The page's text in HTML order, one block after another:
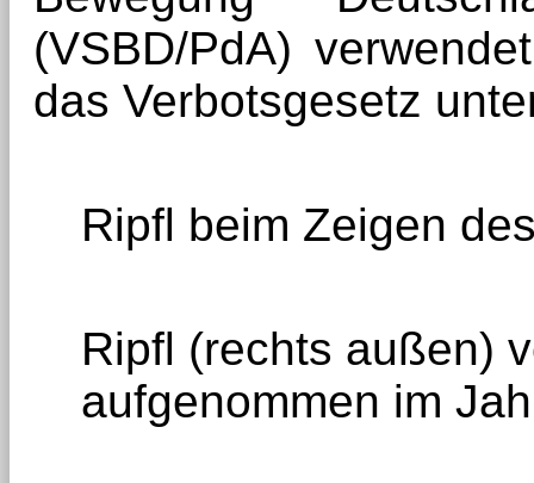
(VSBD/PdA)
das Verbotsgesetz
Ripfl beim Zeigen
Ripfl (rechts außen)
aufgenommen im